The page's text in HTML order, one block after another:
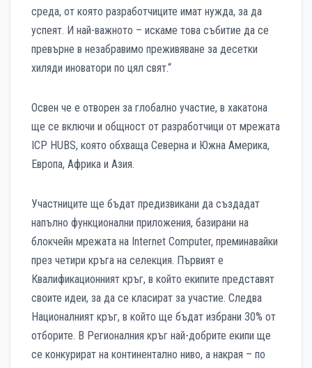
среда, от която разработчиците имат нужда, за да
успеят. И най-важното – искаме това събитие да се
превърне в незабравимо преживяване за десетки
хиляди иноватори по цял свят.“
Освен че е отворен за глобално участие, в хакатона
ще се включи и общност от разработчици от мрежата
ICP HUBS, която обхваща Северна и Южна Америка,
Европа, Африка и Азия.
Участниците ще бъдат предизвикани да създадат
напълно функционални приложения, базирани на
блокчейн мрежата на Internet Computer, преминавайки
през четири кръга на селекция. Първият е
Квалификационният кръг, в който екипите представят
своите идеи, за да се класират за участие. Следва
Националният кръг, в който ще бъдат избрани 30% от
отборите. В Регионалния кръг най-добрите екипи ще
се конкурират на континентално ниво, а накрая – по